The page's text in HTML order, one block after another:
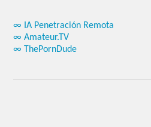
∞ IA Penetración Remota
∞ Amateur.TV
∞ ThePornDude